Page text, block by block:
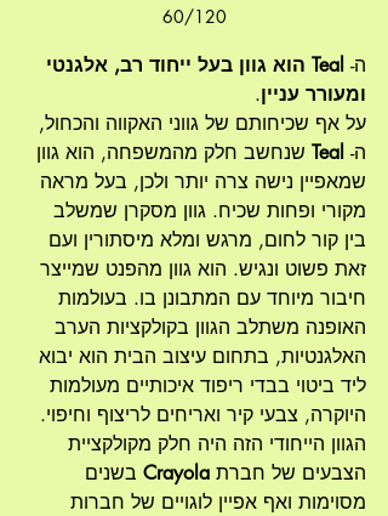
60/120
ה-
Teal הוא גוון בעל ייחוד רב, אלגנטי
ומעורר עניין.
על אף שכיחותם של גווני האקווה והכחול,
ה-
שנחשב חלק מהמשפחה, הוא גוון
שמאפיין נישה צרה יותר ולכן, בעל מראה
מקורי ופחות שכיח. גוון מסקרן שמשלב
בין קור לחום, מרגש ומלא מיסתורין ועם
זאת פשוט ונגיש. הוא גוון מהפנט שמייצר
חיבור מיוחד עם המתבונן בו. בעולמות
האופנה משתלב הגוון בקולקציות הערב
האלגנטיות, בתחום עיצוב הבית הוא יבוא
ליד ביטוי בבדי ריפוד איכותיים מעולמות
היוקרה, צבעי קיר ואריחים לריצוף וחיפוי.
הגוון הייחודי הזה היה חלק מקולקציית
הצבעים של חברת Crayola בשנים
מסוימות ואף אפיין לוגויים של חברות